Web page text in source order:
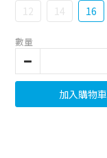
12 14 16
數量
加入購物車